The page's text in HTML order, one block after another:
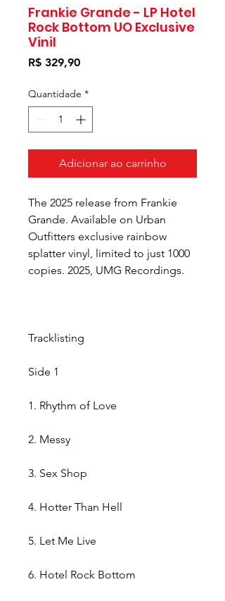
Frankie Grande - LP Hotel
Rock Bottom UO Exclusive
Vinil
R$ 329,90Preço
Quantidade *
Adicionar ao carrinho
The 2025 release from Frankie
Grande. Available on Urban
Outfitters exclusive rainbow
splatter vinyl, limited to just 1000
copies. 2025, UMG Recordings.
Tracklisting
Side 1
1. Rhythm of Love
2. Messy
3. Sex Shop
4. Hotter Than Hell
5. Let Me Live
6. Hotel Rock Bottom